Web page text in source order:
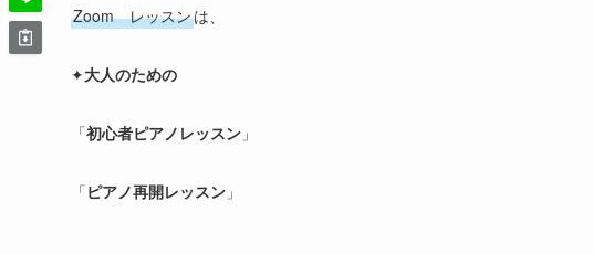
Zoom レッスンは、
✦大人のための
「初心者ピアノレッスン 」
「ピアノ再開レッスン 」